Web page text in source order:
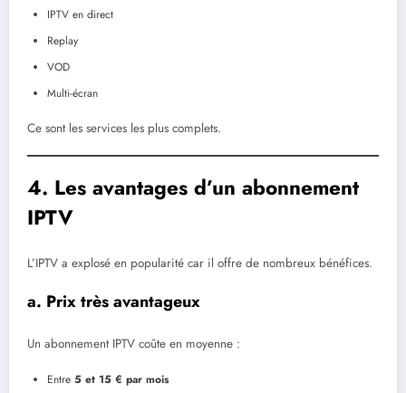
IPTV en direct
Replay
VOD
Multi-écran
Ce sont les services les plus complets.
4. Les avantages d’un abonnement
IPTV
L’IPTV a explosé en popularité car il offre de nombreux bénéfices.
a. Prix très avantageux
Un abonnement IPTV coûte en moyenne :
Entre 5 et 15 € par mois